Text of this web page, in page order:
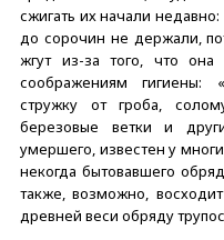
сжигать их начали
до сорочин не держали,
жгут из-за того, что
соображениям гигиены:
стружку от гроба,
березовые ветки и
умершего, известен у
некогда бытовавшего
также, возможно,
древней веси обряду